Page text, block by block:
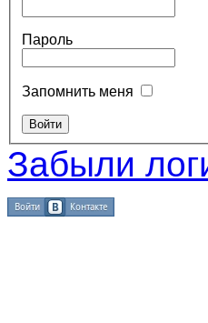
Пароль
Запомнить меня
Забыли